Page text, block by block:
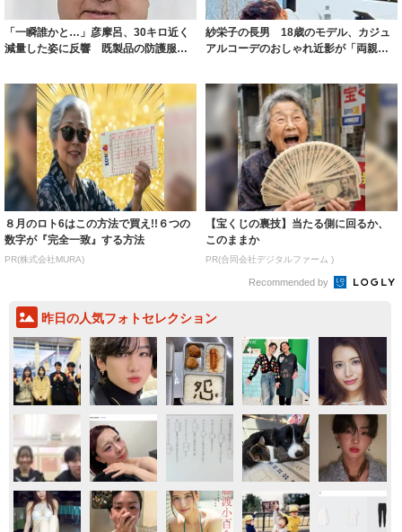
「一瞬誰かと…」彦摩呂、30キロ近く
減量した姿に反響 既製品の防護服が
紗栄子の長男 18歳のモデル、カジュ
アルコーデのおしゃれ近影が「両親の
８月のロト6はこの方法で買え!!６つの
数字が『完全一致』する方法
PR(株式会社MURA)
【宝くじの裏技】当たる側に回るか、
このままか
PR(合同会社デジタルファーム )
Recommended by
昨日の人気フォトセレクション